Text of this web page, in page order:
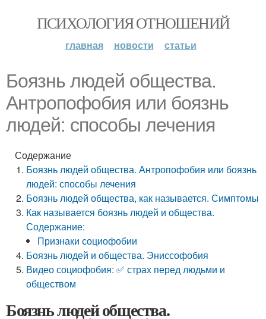
ПСИХОЛОГИЯ ОТНОШЕНИЙ
главная новости статьи
Боязнь людей общества.
Антропофобия или боязнь
людей: способы лечения
Содержание
Боязнь людей общества. Антропофобия или боязнь
людей: способы лечения
Боязнь людей общества, как называется. Симптомы
Как называется боязнь людей и общества.
Содержание:
Признаки социофобии
Боязнь людей и общества. Эниссофобия
Видео социофобия: ✅ страх перед людьми и
обществом
Боязнь людей общества.